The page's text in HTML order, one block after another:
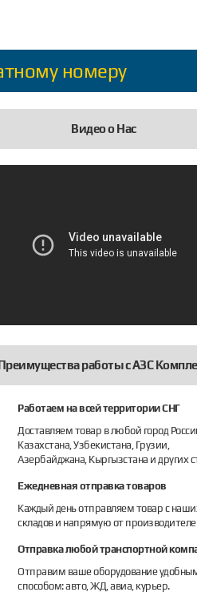
номеру
Видео о Нас
работы с АЗС
Работаем на всей территории СНГ
Доставляем товар в любой город
Казахстана, Узбекистана, Грузии,
Азербайджана, Кыргызстана и других
Ежедневная отправка товаров
Каждый день отправляем товар с
складов и напрямую от
Отправка любой транспортной
Отправим ваше оборудование
способом: авто, ЖД, авиа, курьер.